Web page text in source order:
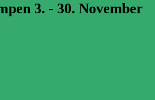
3. - 30. November